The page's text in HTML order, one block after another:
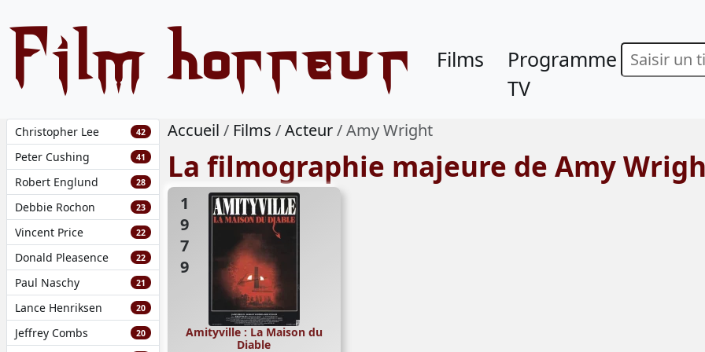
Film horreur Films
Programme
TV
Christopher Lee 42
Peter Cushing 41
Robert Englund 28
Debbie Rochon 23
Vincent Price 22
Donald Pleasence 22
Paul Naschy 21
Lance Henriksen 20
Jeffrey Combs 20
Accueil Films Acteur Amy Wright
La filmographie majeure de Amy
1979
Amityville : La Maison du
Diable